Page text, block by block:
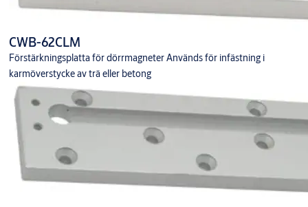
CWB-62CLM
Förstärkningsplatta för dörrmagneter Används för infästning i
karmöverstycke av trä eller betong